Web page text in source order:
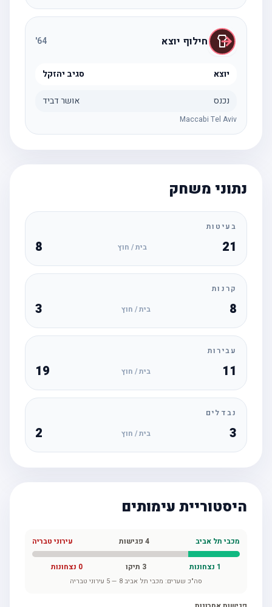
חילוף יוצא 64
'
יוצא סגיב יהזקל
נכנס אושר דביד
Maccabi Tel Aviv
נתוני משחק
בעיטות
21 בית / חוץ
קרנות
בית / חוץ
עבירות
11 בית / חוץ 19
נבדלים
בית / חוץ
היסטוריית עימותים
מכבי תל אביב פגישות עירוני טבריה
נצחונות תיקו נצחונות
סה"כ שערים:מכבי תל אביב8
—
5עירוני טבריה